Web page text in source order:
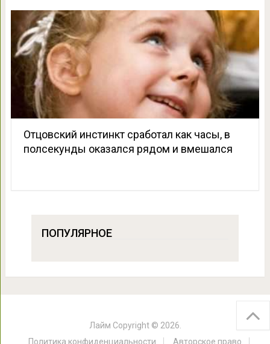
Отцовский инстинкт сработал как часы, в
полсекунды оказался рядом и вмешался
ПОПУЛЯРНОЕ
Лайм Copyright © 2026.
Политика конфиденциальности
Авторское право